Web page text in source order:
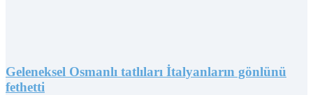
Geleneksel Osmanlı tatlıları İtalyanların gönlünü
fethetti